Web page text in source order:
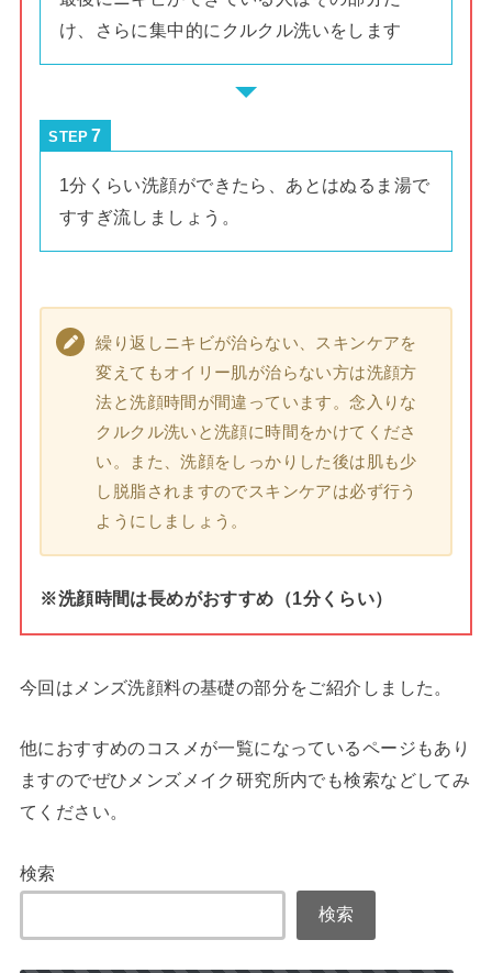
け、さらに集中的にクルクル洗いをします
STEP
1分くらい洗顔ができたら、あとはぬるま湯で
すすぎ流しましょう。
繰り返しニキビが治らない、スキンケアを
変えてもオイリー肌が治らない方は洗顔方
法と洗顔時間が間違っています。念入りな
クルクル洗いと洗顔に時間をかけてくださ
い。また、洗顔をしっかりした後は肌も少
し脱脂されますのでスキンケアは必ず行う
ようにしましょう。
※洗顔時間は長めがおすすめ（1分くらい）
今回はメンズ洗顔料の基礎の部分をご紹介しました。
他におすすめのコスメが一覧になっているページもあり
ますのでぜひメンズメイク研究所内でも検索などしてみ
てください。
検索
検索